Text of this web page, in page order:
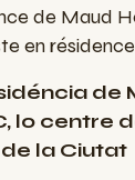
de Maud
en résidence
de
lo centre
la Ciutat